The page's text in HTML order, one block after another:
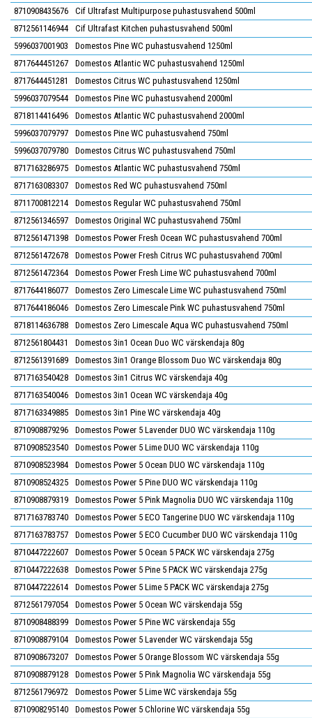
8710908435676
Cif Ultrafast Multipurpose puhastusvahend 500ml
8712561146944
Cif Ultrafast Kitchen puhastusvahend 500ml
5996037001903
Domestos Pine WC puhastusvahend 1250ml
8717644451267
Domestos Atlantic WC puhastusvahend 1250ml
8717644451281
Domestos Citrus WC puhastusvahend 1250ml
5996037079544
Domestos Pine WC puhastusvahend 2000ml
8718114416496
Domestos Atlantic WC puhastusvahend 2000ml
5996037079797
Domestos Pine WC puhastusvahend 750ml
5996037079780
Domestos Citrus WC puhastusvahend 750ml
8717163286975
Domestos Atlantic WC puhastusvahend 750ml
8717163083307
Domestos Red WC puhastusvahend 750ml
8711700812214
Domestos Regular WC puhastusvahend 750ml
8712561346597
Domestos Original WC puhastusvahend 750ml
8712561471398
Domestos Power Fresh Ocean WC puhastusvahend 700ml
8712561472678
Domestos Power Fresh Citrus WC puhastusvahend 700ml
8712561472364
Domestos Power Fresh Lime WC puhastusvahend 700ml
8717644186077
Domestos Zero Limescale Lime WC puhastusvahend 750ml
8717644186046
Domestos Zero Limescale Pink WC puhastusvahend 750ml
8718114636788
Domestos Zero Limescale Aqua WC puhastusvahend 750ml
8712561804431
Domestos 3in1 Ocean Duo WC värskendaja 80g
8712561391689
Domestos 3in1 Orange Blossom Duo WC värskendaja 80g
8717163540428
Domestos 3in1 Citrus WC värskendaja 40g
8717163540046
Domestos 3in1 Ocean WC värskendaja 40g
8717163349885
Domestos 3in1 Pine WC värskendaja 40g
8710908879296
Domestos Power 5 Lavender DUO WC värskendaja 110g
8710908523540
Domestos Power 5 Lime DUO WC värskendaja 110g
8710908523984
Domestos Power 5 Ocean DUO WC värskendaja 110g
8710908524325
Domestos Power 5 Pine DUO WC värskendaja 110g
8710908879319
Domestos Power 5 Pink Magnolia DUO WC värskendaja 110g
8717163783740
Domestos Power 5 ECO Tangerine DUO WC värskendaja 110g
8717163783757
Domestos Power 5 ECO Cucumber DUO WC värskendaja 110g
8710447222607
Domestos Power 5 Ocean 5 PACK WC värskendaja 275g
8710447222638
Domestos Power 5 Pine 5 PACK WC värskendaja 275g
8710447222614
Domestos Power 5 Lime 5 PACK WC värskendaja 275g
8712561797054
Domestos Power 5 Ocean WC värskendaja 55g
8710908488399
Domestos Power 5 Pine WC värskendaja 55g
8710908879104
Domestos Power 5 Lavender WC värskendaja 55g
8710908673207
Domestos Power 5 Orange Blossom WC värskendaja 55g
8710908879128
Domestos Power 5 Pink Magnolia WC värskendaja 55g
8712561796972
Domestos Power 5 Lime WC värskendaja 55g
8710908295140
Domestos Power 5 Chlorine WC värskendaja 55g